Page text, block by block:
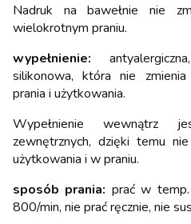
Nadruk na bawełnie nie
wielokrotnym praniu.
wypełnienie:
silikonowa, która nie
prania i użytkowania.
Wypełnienie
zewnętrznych, dzięki temu
użytkowania i w praniu.
sposób prania: prać w
800/min, nie prać ręcznie, nie